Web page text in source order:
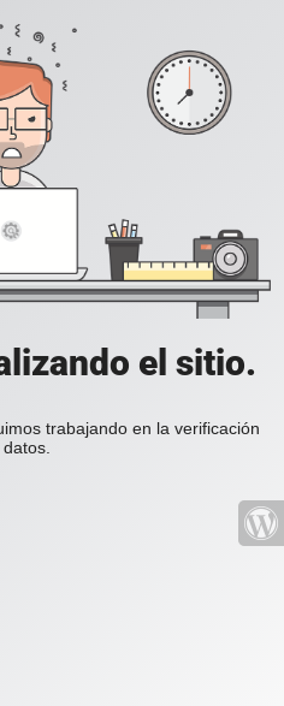
el sitio.
trabajando en la verificación